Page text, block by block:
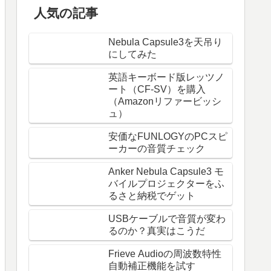
人気の記事
Nebula Capsule3を天吊り
にしてみた
英語キーボード版レッツノ
ート（CF-SV）を購入
（Amazonリファービッシ
ュ）
安価なFUNLOGYのPCスピ
ーカーの音質チェック
Anker Nebula Capsule3 モ
バイルプロジェクターをふ
るさと納税でゲット
USBケーブルで音質が変わ
るのか？真実はこうだ
Frieve Audioの周波数特性
自動補正機能を試す